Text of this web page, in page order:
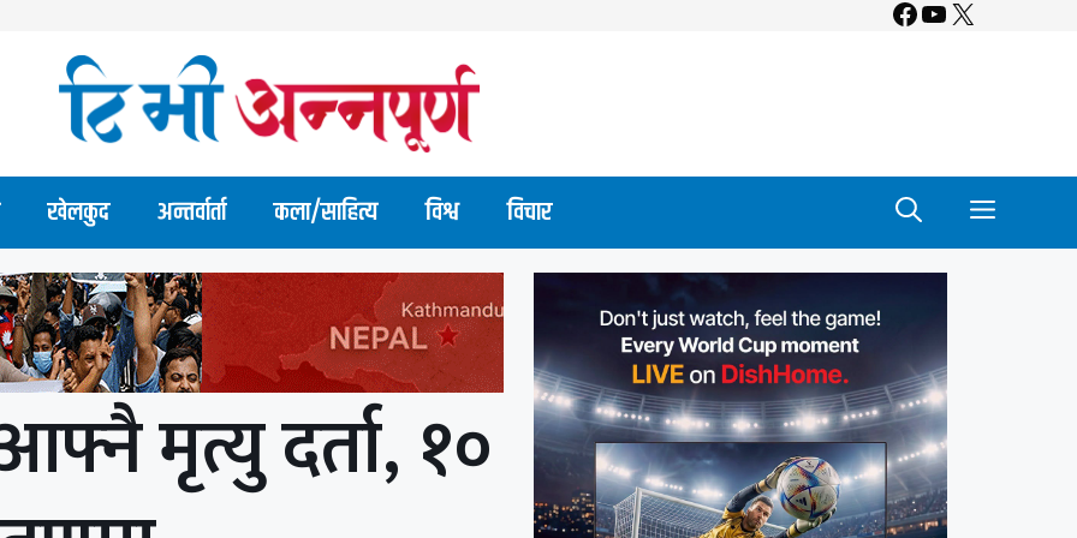
Facebook
YouTube
X
खेलकुद अन्तर्वार्ता कला/साहित्य विश्व विचार
मृत्यु दर्ता, १०